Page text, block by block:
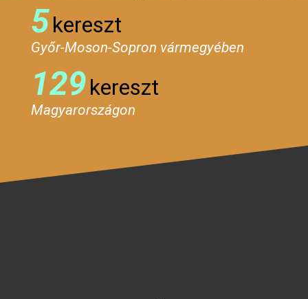
5kereszt
Győr-Moson-Sopron vármegyében
129kereszt
Magyarországon